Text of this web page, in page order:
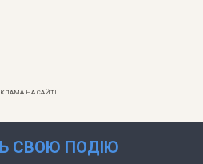
НА САЙТІ
СВОЮ ПОДІЮ